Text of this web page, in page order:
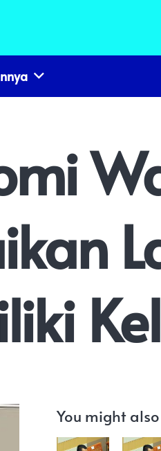
You might